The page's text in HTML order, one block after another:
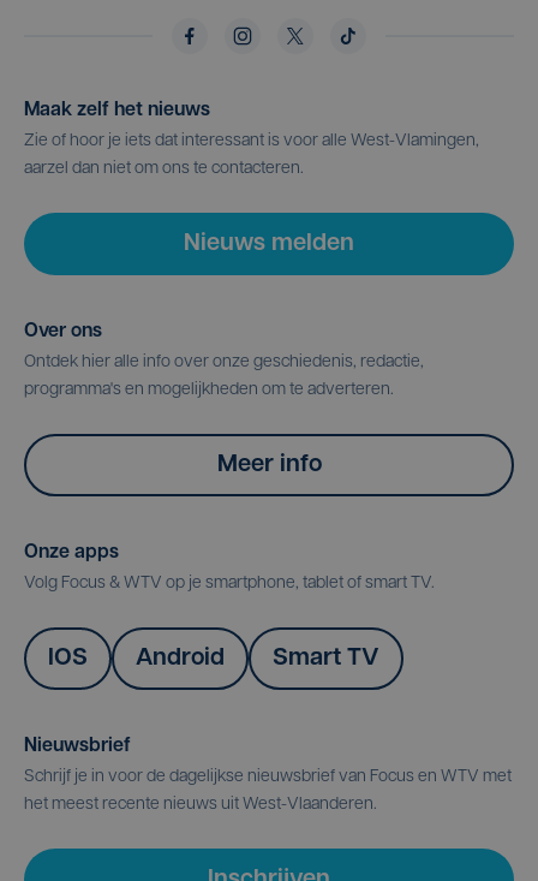
Maak zelf het nieuws
Zie of hoor je iets dat interessant is voor alle West-Vlamingen,
aarzel dan niet om ons te contacteren.
Nieuws melden
Over ons
Ontdek hier alle info over onze geschiedenis, redactie,
programma's en mogelijkheden om te adverteren.
Meer info
Onze apps
Volg Focus & WTV op je smartphone, tablet of smart TV.
IOS Android Smart TV
Nieuwsbrief
Schrijf je in voor de dagelijkse nieuwsbrief van Focus en WTV met
het meest recente nieuws uit West-Vlaanderen.